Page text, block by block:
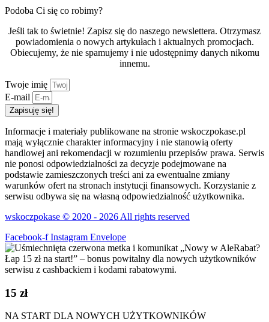
Podoba Ci się co robimy?
Jeśli tak to świetnie! Zapisz się do naszego newslettera. Otrzymasz
powiadomienia o nowych artykułach i aktualnych promocjach.
Obiecujemy, że nie spamujemy i nie udostępnimy danych nikomu
innemu.
Twoje imię
E-mail
Zapisuję się!
Informacje i materiały publikowane na stronie wskoczpokase.pl
mają wyłącznie charakter informacyjny i nie stanowią oferty
handlowej ani rekomendacji w rozumieniu przepisów prawa. Serwis
nie ponosi odpowiedzialności za decyzje podejmowane na
podstawie zamieszczonych treści ani za ewentualne zmiany
warunków ofert na stronach instytucji finansowych. Korzystanie z
serwisu odbywa się na własną odpowiedzialność użytkownika.
wskoczpokase © 2020 - 2026 All rights reserved
Facebook-f Instagram Envelope
15 zł
NA START DLA NOWYCH UŻYTKOWNIKÓW